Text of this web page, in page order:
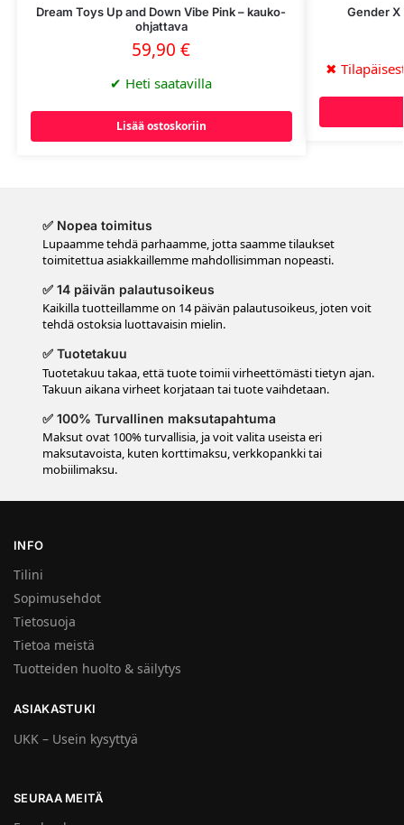
Dream Toys Up and Down Vibe Pink – kauko-
ohjattava
59,90€
✔ Heti saatavilla
Lisää ostoskoriin
Gender X
✖
✅ Nopea toimitus
Lupaamme tehdä parhaamme, jotta saamme tilaukset
toimitettua asiakkaillemme mahdollisimman nopeasti.
✅ 14 päivän palautusoikeus
Kaikilla tuotteillamme on 14 päivän palautusoikeus, joten voit
tehdä ostoksia luottavaisin mielin.
✅ Tuotetakuu
Tuotetakuu takaa, että tuote toimii virheettömästi tietyn ajan.
Takuun aikana virheet korjataan tai tuote vaihdetaan.
✅ 100% Turvallinen maksutapahtuma
Maksut ovat 100% turvallisia, ja voit valita useista eri
maksutavoista, kuten korttimaksu, verkkopankki tai
mobiilimaksu.
INFO
Tilini
Sopimusehdot
Tietosuoja
Tietoa meistä
Tuotteiden huolto & säilytys
ASIAKASTUKI
UKK – Usein kysyttyä
SEURAA MEITÄ